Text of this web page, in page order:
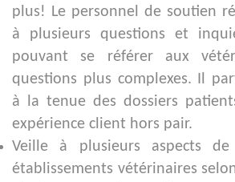
plus! Le personnel de soutien
à plusieurs questions et
pouvant se référer aux
questions plus complexes. Il
à la tenue des dossiers
expérience client hors pair.
Veille à plusieurs aspects
établissements vétérinaires